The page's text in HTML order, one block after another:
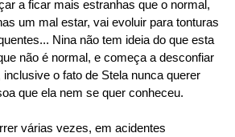
a ficar mais estranhas que o normal,
um mal estar, vai evoluir para tonturas
Nina não tem ideia do que esta
não é normal, e começa a desconfiar
inclusive o fato de Stela nunca querer
que ela nem se quer conheceu.
várias vezes, em acidentes